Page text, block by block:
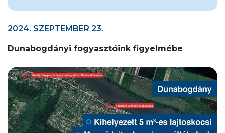
2024. SZEPTEMBER 23.
Dunabogdányi fogyasztóink figyelmébe